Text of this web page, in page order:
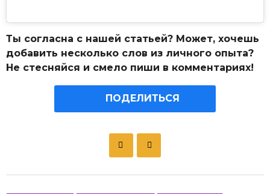
Ты согласна с нашей статьей? Может, хочешь
добавить несколько слов из личного опыта?
Не стесняйся и смело пиши в комментариях!
ПОДЕЛИТЬСЯ